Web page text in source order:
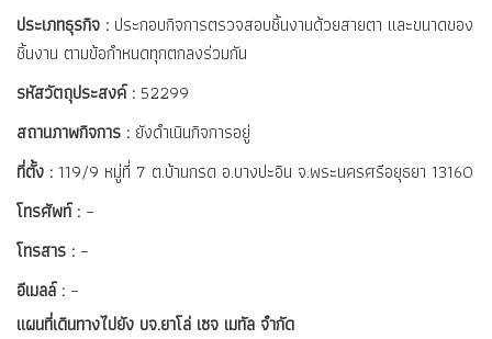
ประเภทธุรกิจ : ประกอบกิจการตรวจสอบชิ้นงานด้วยสายตา และขนาดของ
ชิ้นงาน ตามข้อกำหนดทุกตกลงร่วมกัน
รหัสวัตถุประสงค์ : 52299
สถานภาพกิจการ : ยังดำเนินกิจการอยู่
ที่ตั้ง : 119/9 หมู่ที่ 7 ต.บ้านกรด อ.บางปะอิน จ.พระนครศรีอยุธยา 13160
โทรศัพท์ : –
โทรสาร : –
อีเมลล์ : –
แผนที่เดินทางไปยัง บจ.ยาโล่ เซจ เมทัล จำกัด